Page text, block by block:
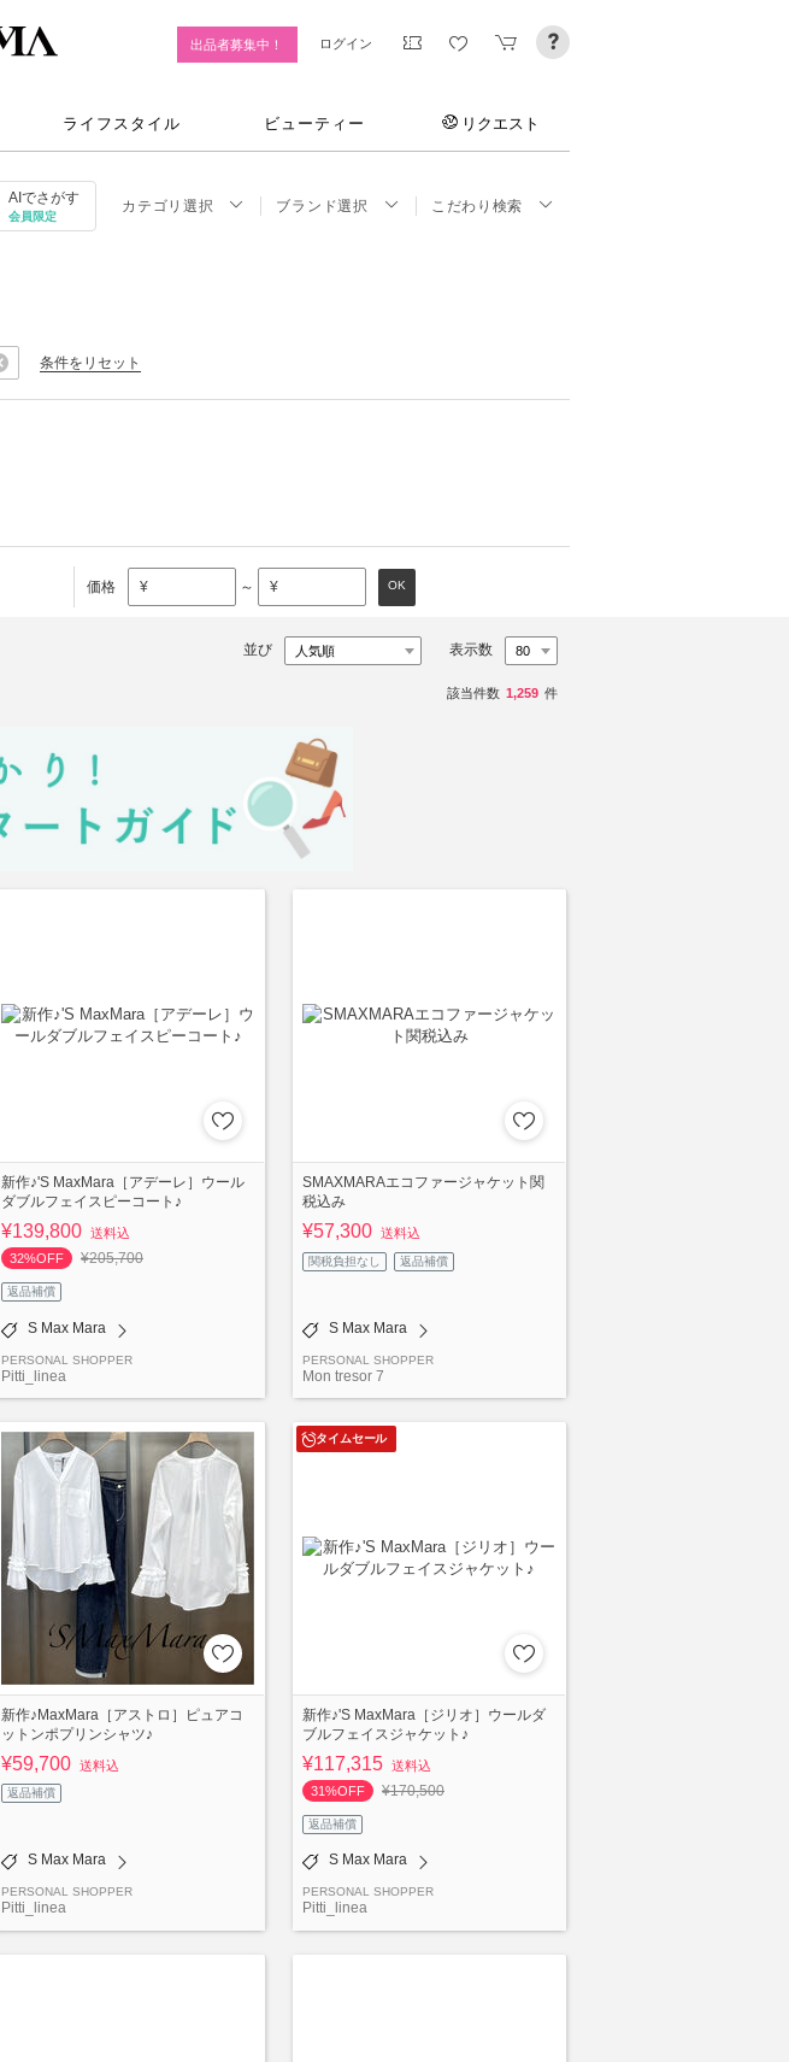
出品者募集中！ ログイン
ライフスタイル ビューティー リクエスト
AIでさがす
会員限定
カテゴリ選択 ブランド選択 こだわり検索
条件をリセット
価格 ¥ ～ ¥ OK
並び 表示数
該当件数 1,259 件
新作♪'S MaxMara［アデーレ］ウール
ダブルフェイスピーコート♪
¥139,800 送料込
32%OFF
¥205,700
返品補償
S Max Mara
PERSONAL SHOPPER
Pitti_linea
SMAXMARAエコファージャケット関
税込み
¥57,300 送料込
関税負担なし 返品補償
S Max Mara
PERSONAL SHOPPER
Mon tresor 7
新作♪MaxMara［アストロ］ピュアコ
ットンポプリンシャツ♪
¥59,700 送料込
返品補償
S Max Mara
PERSONAL SHOPPER
Pitti_linea
タイムセール
新作♪'S MaxMara［ジリオ］ウールダ
ブルフェイスジャケット♪
¥117,315 送料込
31%OFF
¥170,500
返品補償
S Max Mara
PERSONAL SHOPPER
Pitti_linea